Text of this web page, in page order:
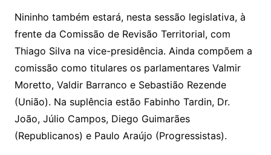
Nininho também estará, nesta sessão legislativa, à
frente da Comissão de Revisão Territorial, com
Thiago Silva na vice-presidência. Ainda compõem a
comissão como titulares os parlamentares Valmir
Moretto, Valdir Barranco e Sebastião Rezende
(União). Na suplência estão Fabinho Tardin, Dr.
João, Júlio Campos, Diego Guimarães
(Republicanos) e Paulo Araújo (Progressistas).